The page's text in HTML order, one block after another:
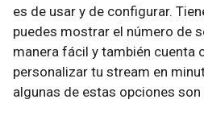
es de usar y de configurar.
puedes mostrar el número de
manera fácil y también cuenta
personalizar tu stream en
algunas de estas opciones son